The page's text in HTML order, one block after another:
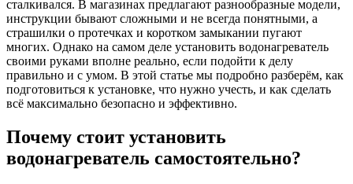
сталкивался. В магазинах предлагают разнообразные модели,
инструкции бывают сложными и не всегда понятными, а
страшилки о протечках и коротком замыкании пугают
многих. Однако на самом деле установить водонагреватель
своими руками вполне реально, если подойти к делу
правильно и с умом. В этой статье мы подробно разберём, как
подготовиться к установке, что нужно учесть, и как сделать
всё максимально безопасно и эффективно.
Почему стоит установить
водонагреватель самостоятельно?